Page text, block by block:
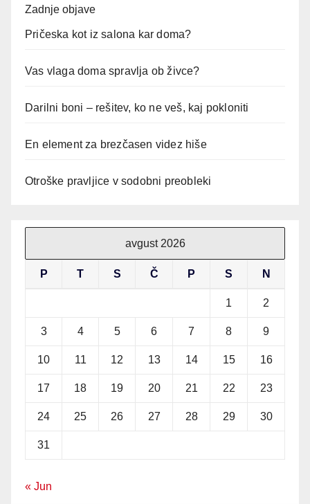
Zadnje objave
Pričeska kot iz salona kar doma?
Vas vlaga doma spravlja ob živce?
Darilni boni – rešitev, ko ne veš, kaj pokloniti
En element za brezčasen videz hiše
Otroške pravljice v sodobni preobleki
avgust 2026
P T S Č P S N
1 2
3 4 5 6 7 8 9
10 11 12 13 14 15 16
17 18 19 20 21 22 23
24 25 26 27 28 29 30
31
« Jun